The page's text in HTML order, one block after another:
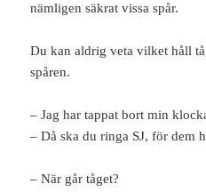
nämligen säkrat vissa spår.
Du kan aldrig veta vilket håll
spåren.
– Jag har tappat bort min
– Då ska du ringa SJ, för dem
– När går tåget?